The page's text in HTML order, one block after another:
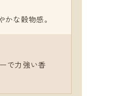
な穀物感。
で力強い香